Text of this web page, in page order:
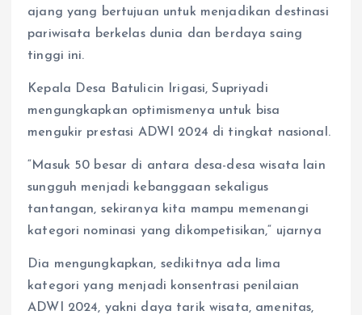
ajang yang bertujuan untuk menjadikan destinasi
pariwisata berkelas dunia dan berdaya saing
tinggi ini.
Kepala Desa Batulicin Irigasi, Supriyadi
mengungkapkan optimismenya untuk bisa
mengukir prestasi ADWI 2024 di tingkat nasional.
“Masuk 50 besar di antara desa-desa wisata lain
sungguh menjadi kebanggaan sekaligus
tantangan, sekiranya kita mampu memenangi
kategori nominasi yang dikompetisikan,“ ujarnya
Dia mengungkapkan, sedikitnya ada lima
kategori yang menjadi konsentrasi penilaian
ADWI 2024, yakni daya tarik wisata, amenitas,